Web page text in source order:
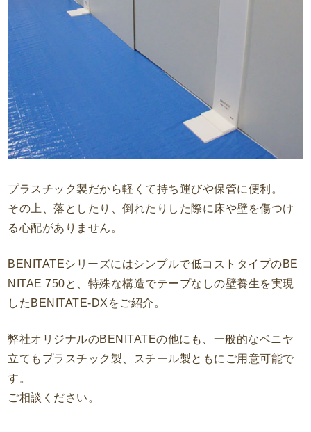
プラスチック製だから軽くて持ち運びや保管に便利。
その上、落としたり、倒れたりした際に床や壁を傷つけ
る心配がありません。
BENITATEシリーズにはシンプルで低コストタイプのBE
NITAE 750と、特殊な構造でテープなしの壁養生を実現
したBENITATE-DXをご紹介。
弊社オリジナルのBENITATEの他にも、一般的なベニヤ
立てもプラスチック製、スチール製ともにご用意可能で
す。
ご相談ください。